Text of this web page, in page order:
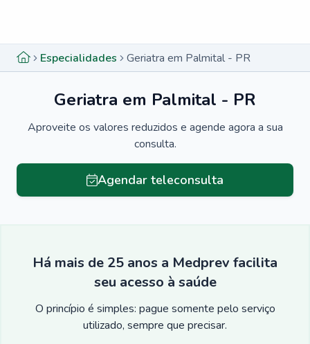
Especialidades Geriatra em Palmital - PR
Geriatra em Palmital - PR
Aproveite os valores reduzidos e agende agora a sua
consulta.
Agendar teleconsulta
Há mais de 25 anos a Medprev facilita
seu acesso à saúde
O princípio é simples: pague somente pelo serviço
utilizado, sempre que precisar.